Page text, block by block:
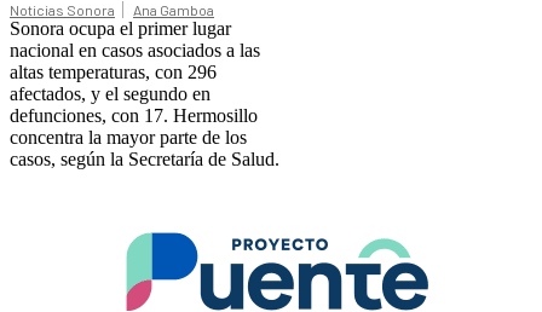
Noticias Sonora Ana Gamboa
Sonora ocupa el primer lugar
nacional en casos asociados a las
altas temperaturas, con 296
afectados, y el segundo en
defunciones, con 17. Hermosillo
concentra la mayor parte de los
casos, según la Secretaría de Salud.